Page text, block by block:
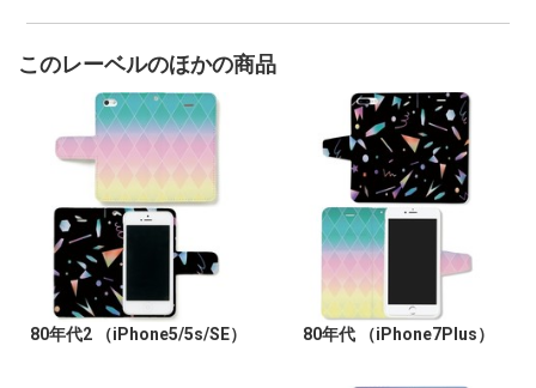
このレーベルのほかの商品
80年代2 （iPhone5/5s/SE） 80年代 （iPhone7Plus）